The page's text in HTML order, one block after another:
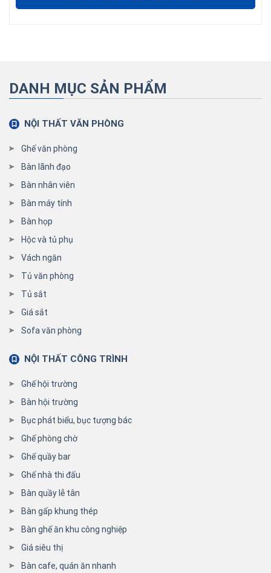
DANH MỤC SẢN PHẨM
NỘI THẤT VĂN PHÒNG
Ghế văn phòng
Bàn lãnh đạo
Bàn nhân viên
Bàn máy tính
Bàn họp
Hộc và tủ phụ
Vách ngăn
Tủ văn phòng
Tủ sắt
Giá sắt
Sofa văn phòng
NỘI THẤT CÔNG TRÌNH
Ghế hội trường
Bàn hội trường
Bục phát biểu, bục tượng bác
Ghế phòng chờ
Ghế quầy bar
Ghế nhà thi đấu
Bàn quầy lễ tân
Bàn gấp khung thép
Bàn ghế ăn khu công nghiệp
Giá siêu thị
Bàn cafe, quán ăn nhanh